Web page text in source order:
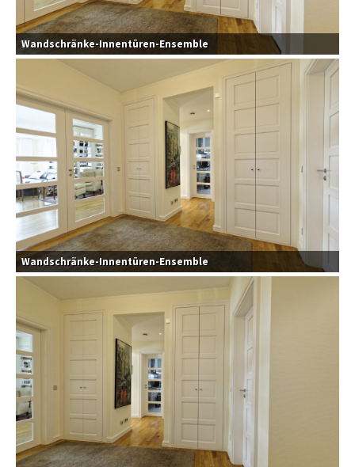
Wandschränke-Innentüren-Ensemble
Wandschränke-Innentüren-Ensemble